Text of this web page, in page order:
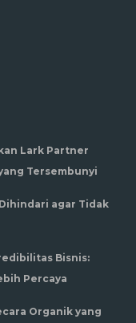
Lark Partner
Tersembunyi
agar Tidak
Bisnis:
Percaya
Organik yang